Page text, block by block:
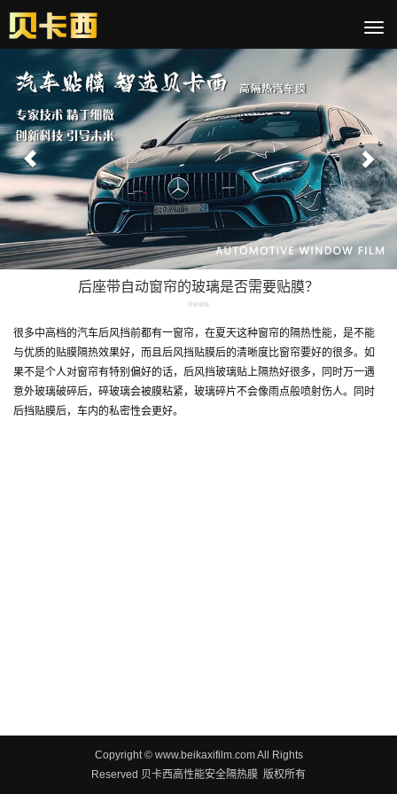
切
换
导
Previous
后座带自动窗帘的玻璃是否需要贴膜？
news
很多中高档的汽车后风挡前都有一窗帘，在夏天这种窗帘的隔热性能，是不能
与优质的贴膜隔热效果好，而且后风挡贴膜后的清晰度比窗帘要好的很多。如
果不是个人对窗帘有特别偏好的话，后风挡玻璃贴上隔热好很多，同时万一遇
意外玻璃破碎后，碎玻璃会被膜粘紧，玻璃碎片不会像雨点般喷射伤人。同时
后挡贴膜后，车内的私密性会更好。
Copyright © www.beikaxifilm.com All Rights
Reserved 贝卡西高性能安全隔热膜 版权所有